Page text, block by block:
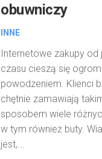
obuwniczy
INNE
Internetowe zakupy od
czasu cieszą się
powodzeniem. Klienci
chętnie zamawiają
sposobem wiele
w tym również buty.
jest,...